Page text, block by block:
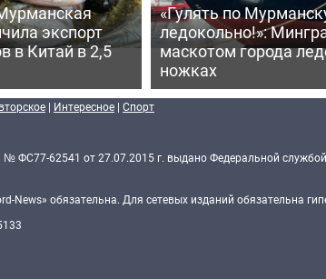
экспорт
в Китай в 2,5
«Гулять по
ледокольно!»:
маскотом города
ножках
| Интересное | Спорт
ФС77-62541 от 27.07.2015 г. выдано Федеральной
обязательна. Для сетевых изданий обязательна